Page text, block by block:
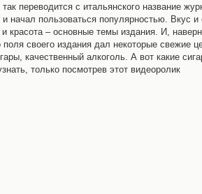
переводится с итальянского название
начал пользоваться популярностью. Вкус и
и красота – основные темы издания. И,
поля своего издания дал некоторые свежие
качественный алкоголь. А вот какие
только посмотрев этот видеоролик